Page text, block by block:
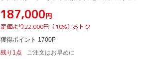
¥187,000円
定価より22,000円（10%）おトク
獲得ポイント 1700P
残り1点
ご注文はお早めに